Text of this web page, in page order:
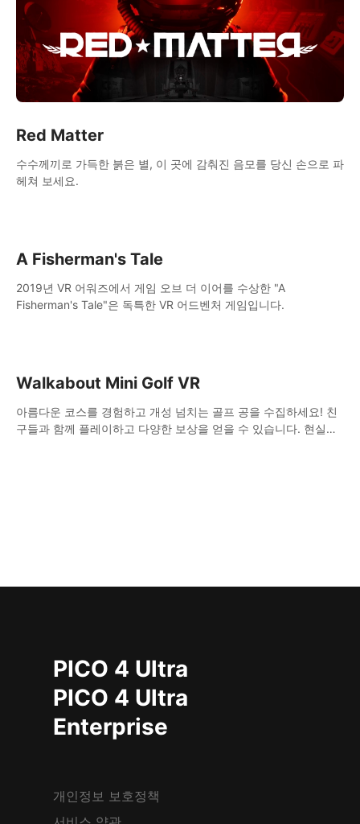
Red Matter
수수께끼로 가득한 붉은 별, 이 곳에 감춰진 음모를 당신 손으로 파
헤쳐 보세요.
A Fisherman's Tale
2019년 VR 어워즈에서 게임 오브 더 이어를 수상한 "A
Fisherman's Tale"은 독특한 VR 어드벤처 게임입니다.
Walkabout Mini Golf VR
아름다운 코스를 경험하고 개성 넘치는 골프 공을 수집하세요! 친
구들과 함께 플레이하고 다양한 보상을 얻을 수 있습니다. 현실적
PICO 4 Ultra
PICO 4 Ultra
Enterprise
개인정보 보호정책